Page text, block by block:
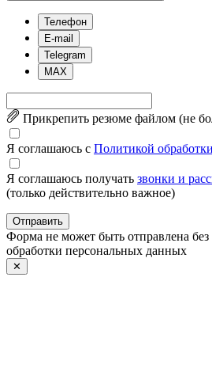
Телефон
E-mail
Telegram
MAX
Прикрепить резюме файлом (не
Я соглашаюсь с Политикой
Я соглашаюсь получать звонки и
(только действительно важное)
Отправить
Форма не может быть отправлена без
обработки персональных данных
✕